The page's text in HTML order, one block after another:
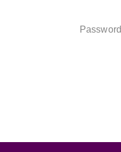
Password